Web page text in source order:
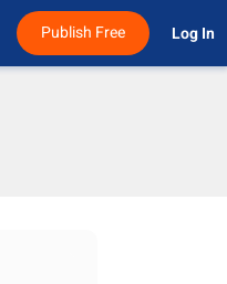
Publish Free Log In